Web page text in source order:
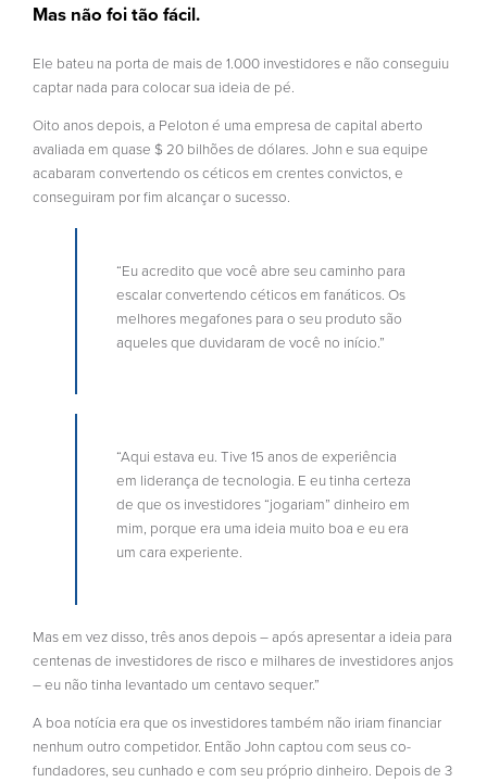
Mas não foi tão fácil.
Ele bateu na porta de mais de 1.000 investidores e não conseguiu
captar nada para colocar sua ideia de pé.
Oito anos depois, a Peloton é uma empresa de capital aberto
avaliada em quase $ 20 bilhões de dólares. John e sua equipe
acabaram convertendo os céticos em crentes convictos, e
conseguiram por fim alcançar o sucesso.
“Eu acredito que você abre seu caminho para
escalar convertendo céticos em fanáticos. Os
melhores megafones para o seu produto são
aqueles que duvidaram de você no início.”
“Aqui estava eu. Tive 15 anos de experiência
em liderança de tecnologia. E eu tinha certeza
de que os investidores “jogariam” dinheiro em
mim, porque era uma ideia muito boa e eu era
um cara experiente.
Mas em vez disso, três anos depois – após apresentar a ideia para
centenas de investidores de risco e milhares de investidores anjos
– eu não tinha levantado um centavo sequer.”
A boa notícia era que os investidores também não iriam financiar
nenhum outro competidor. Então John captou com seus co-
fundadores, seu cunhado e com seu próprio dinheiro. Depois de 3